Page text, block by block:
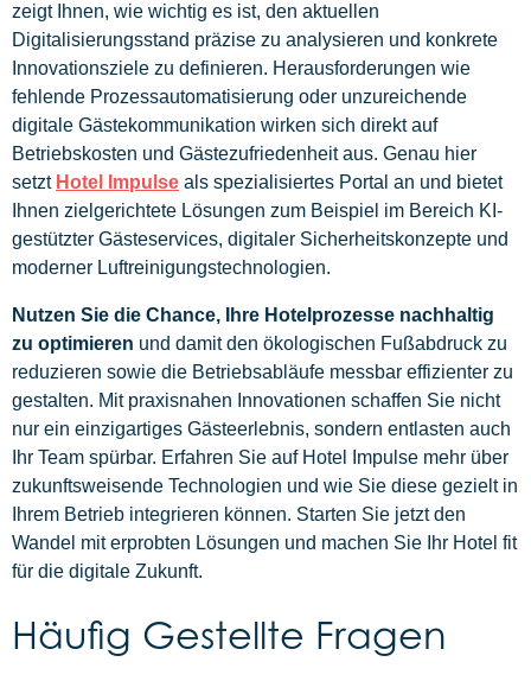
zeigt Ihnen, wie wichtig es ist, den aktuellen
Digitalisierungsstand präzise zu analysieren und konkrete
Innovationsziele zu definieren. Herausforderungen wie
fehlende Prozessautomatisierung oder unzureichende
digitale Gästekommunikation wirken sich direkt auf
Betriebskosten und Gästezufriedenheit aus. Genau hier
setzt Hotel Impulse als spezialisiertes Portal an und bietet
Ihnen zielgerichtete Lösungen zum Beispiel im Bereich KI-
gestützter Gästeservices, digitaler Sicherheitskonzepte und
moderner Luftreinigungstechnologien.
Nutzen Sie die Chance, Ihre Hotelprozesse nachhaltig
zu optimieren und damit den ökologischen Fußabdruck zu
reduzieren sowie die Betriebsabläufe messbar effizienter zu
gestalten. Mit praxisnahen Innovationen schaffen Sie nicht
nur ein einzigartiges Gästeerlebnis, sondern entlasten auch
Ihr Team spürbar. Erfahren Sie auf Hotel Impulse mehr über
zukunftsweisende Technologien und wie Sie diese gezielt in
Ihrem Betrieb integrieren können. Starten Sie jetzt den
Wandel mit erprobten Lösungen und machen Sie Ihr Hotel fit
für die digitale Zukunft.
Häufig Gestellte Fragen